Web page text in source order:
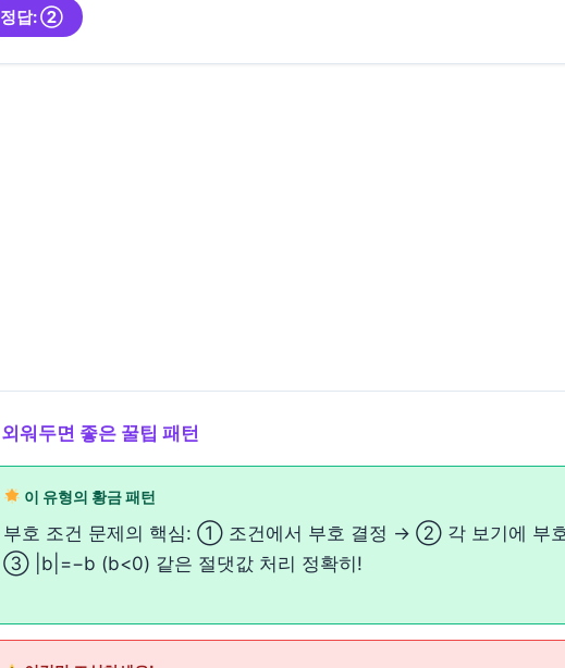
정답: ②
외워두면 좋은 꿀팁 패턴
이 유형의 황금 패턴
부호 조건 문제의 핵심: ① 조건에서 부호 결정 → ② 각 보기에 부
③ |b|=−b (b<0) 같은 절댓값 처리 정확히!